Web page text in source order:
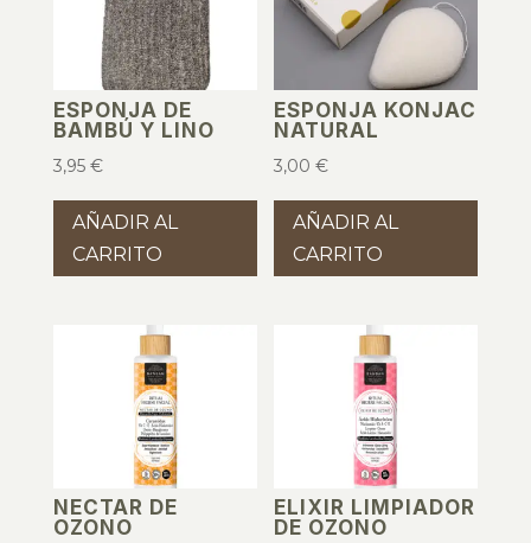
ESPONJA DE
BAMBÚ Y LINO
3,95 €
AÑADIR AL
CARRITO
ESPONJA KONJAC
NATURAL
3,00€
AÑADIR AL
CARRITO
NECTAR DE
OZONO
ELIXIR LIMPIADOR
DE OZONO